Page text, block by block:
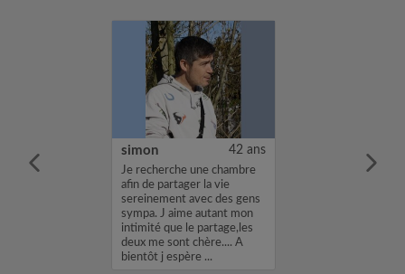
simon 42 ans
Je recherche une chambre
afin de partager la vie
sereinement avec des gens
sympa. J aime autant mon
intimité que le partage,les
deux me sont chère.... A
bientôt j espère ...